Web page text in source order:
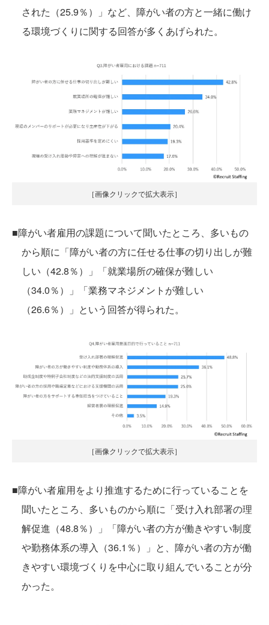
された（25.9％）」など、障がい者の方と一緒に働け
る環境づくりに関する回答が多くあげられた。
［画像クリックで拡大表示］
■障がい者雇用の課題について聞いたところ、多いもの
から順に「障がい者の方に任せる仕事の切り出しが難
しい（42.8％）」「就業場所の確保が難しい
（34.0％）」「業務マネジメントが難しい
（26.6％）」という回答が得られた。
［画像クリックで拡大表示］
■障がい者雇用をより推進するために行っていることを
聞いたところ、多いものから順に「受け入れ部署の理
解促進（48.8％）」「障がい者の方が働きやすい制度
や勤務体系の導入（36.1％）」と、障がい者の方が働
きやすい環境づくりを中心に取り組んでいることが分
かった。